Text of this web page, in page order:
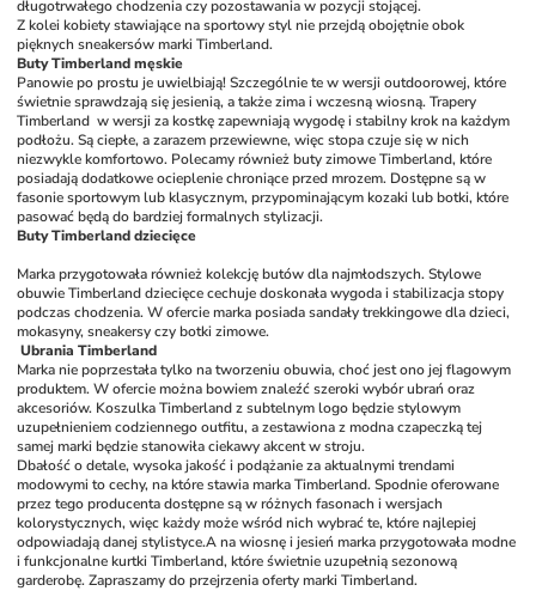
długotrwałego chodzenia czy pozostawania w pozycji stojącej.
Z kolei kobiety stawiające na sportowy styl nie przejdą obojętnie obok
pięknych sneakersów marki Timberland.
Buty Timberland męskie
Panowie po prostu je uwielbiają! Szczególnie te w wersji outdoorowej, które
świetnie sprawdzają się jesienią, a także zima i wczesną wiosną. Trapery
Timberland  w wersji za kostkę zapewniają wygodę i stabilny krok na każdym
podłożu. Są ciepłe, a zarazem przewiewne, więc stopa czuje się w nich
niezwykle komfortowo. Polecamy również buty zimowe Timberland, które
posiadają dodatkowe ocieplenie chroniące przed mrozem. Dostępne są w
fasonie sportowym lub klasycznym, przypominającym kozaki lub botki, które
pasować będą do bardziej formalnych stylizacji.
Buty Timberland dziecięce
Marka przygotowała również kolekcję butów dla najmłodszych. Stylowe
obuwie Timberland dziecięce cechuje doskonała wygoda i stabilizacja stopy
podczas chodzenia. W ofercie marka posiada sandały trekkingowe dla dzieci,
mokasyny, sneakersy czy botki zimowe.
Ubrania Timberland
Marka nie poprzestała tylko na tworzeniu obuwia, choć jest ono jej flagowym
produktem. W ofercie można bowiem znaleźć szeroki wybór ubrań oraz
akcesoriów. Koszulka Timberland z subtelnym logo będzie stylowym
uzupełnieniem codziennego outfitu, a zestawiona z modna czapeczką tej
samej marki będzie stanowiła ciekawy akcent w stroju.
Dbałość o detale, wysoka jakość i podążanie za aktualnymi trendami
modowymi to cechy, na które stawia marka Timberland. Spodnie oferowane
przez tego producenta dostępne są w różnych fasonach i wersjach
kolorystycznych, więc każdy może wśród nich wybrać te, które najlepiej
odpowiadają danej stylistyce.A na wiosnę i jesień marka przygotowała modne
i funkcjonalne kurtki Timberland, które świetnie uzupełnią sezonową
garderobę. Zapraszamy do przejrzenia oferty marki Timberland.